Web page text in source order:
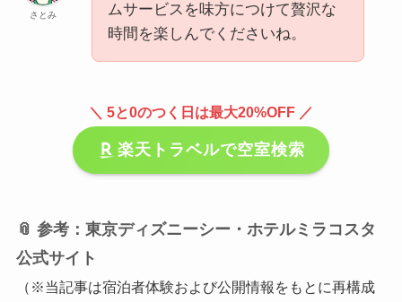
さとみ
ムサービスを味方につけて贅沢な
時間を楽しんでくださいね。
＼ 5と0のつく日は最大20%OFF ／
楽天トラベルで空室検索
📎 参考：東京ディズニーシー・ホテルミラコスタ
公式サイト
（※当記事は宿泊者体験および公開情報をもとに再構成